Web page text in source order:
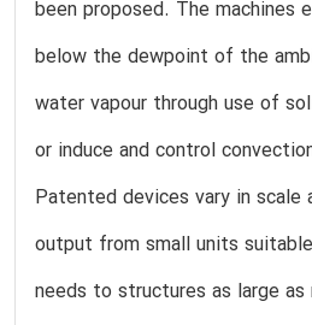
been proposed. The machines
below the dewpoint of the
water vapour through use of
or induce and control
Patented devices vary in scale
output from small units
needs to structures as large